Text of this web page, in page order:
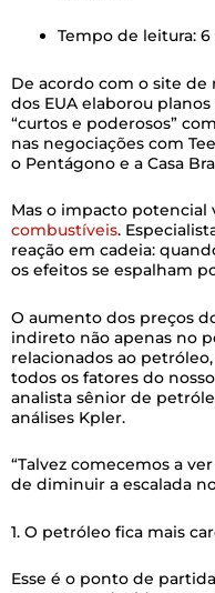
Tempo de leitura:
De acordo com o site de
dos EUA elaborou
“curtos e poderosos”
nas negociações com
o Pentágono e a Casa
Mas o impacto potencial
combustíveis.
reação em cadeia:
os efeitos se espalham
O aumento dos preços
indireto não apenas no
relacionados ao
todos os fatores do
analista sênior de
análises Kpler.
“Talvez comecemos a
de diminuir a escalada
1. O petróleo fica mais
Esse é o ponto de